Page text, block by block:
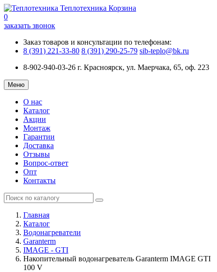
Теплотехника Корзина
0
заказать звонок
Заказ товаров и консультации по телефонам:
8 (391) 221-33-80 8 (391) 290-25-79 sib-teplo@bk.ru
8-902-940-03-26 г. Красноярск, ул. Маерчака, 65, оф. 223
Меню
О нас
Каталог
Акции
Монтаж
Гарантии
Доставка
Отзывы
Вопрос-ответ
Опт
Контакты
Главная
Каталог
Водонагреватели
Garanterm
IMAGE - GTI
Накопительный водонагреватель Garanterm IMAGE GTI
100 V